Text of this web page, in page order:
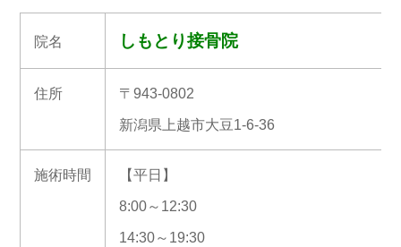
院名 しもとり接骨院
住所 〒943-0802
新潟県上越市大豆1-6-36
施術時間 【平日】
8:00～12:30
14:30～19:30